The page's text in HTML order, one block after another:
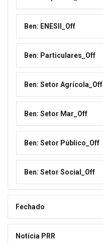
Ben: ENESII_Off
Ben: Particulares_Off
Ben: Setor Agrícola_Off
Ben: Setor Mar_Off
Ben: Setor Público_Off
Ben: Setor Social_Off
Fechado
Notícia PRR